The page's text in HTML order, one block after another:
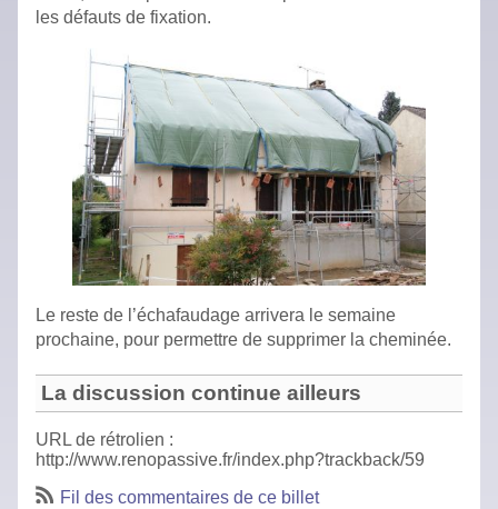
les défauts de fixation.
Le reste de l’échafaudage arrivera le semaine
prochaine, pour permettre de supprimer la cheminée.
La discussion continue ailleurs
URL de rétrolien :
http://www.renopassive.fr/index.php?trackback/59
Fil des commentaires de ce billet